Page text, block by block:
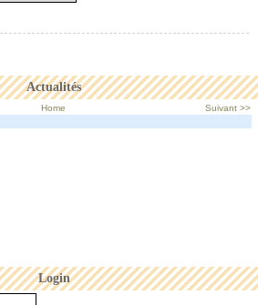
Actualités
Home
Suivant >>
Login